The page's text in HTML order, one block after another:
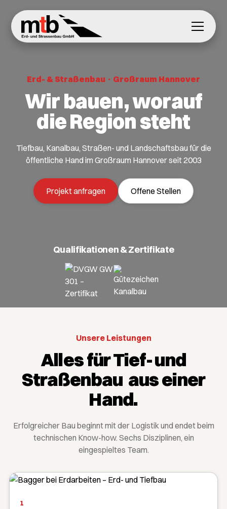
Erd- & Straßenbau · Großraum Hannover
Wir bauen, worauf
die Region steht
Tiefbau, Kanalbau, Straßen- und Landschaftsbau für die
öffentliche Hand im Großraum Hannover seit 2003
Projekt anfragen Offene Stellen
Qualifikationen & Zertifikate
Unsere Leistungen
Alles für Tief- und
Straßenbau aus einer
Hand.
Erfolgreicher Bau beginnt mit der Logistik und endet beim
technischen Know-how. Sechs Disziplinen, ein
eingespieltes Team.
1